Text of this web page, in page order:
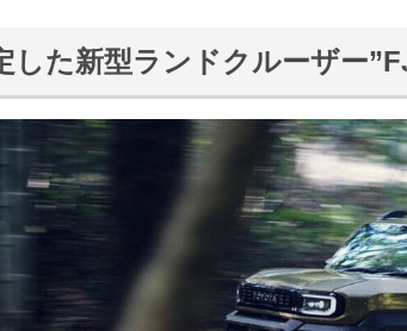
した新型ランドクルーザー